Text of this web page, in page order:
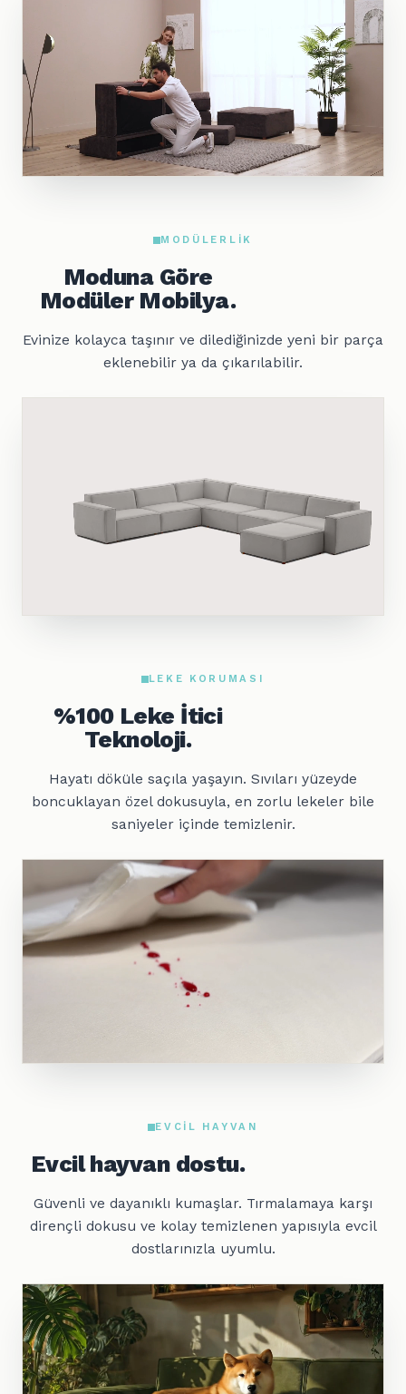
MODÜLERLIK
Moduna Göre
Modüler Mobilya.
Evinize kolayca taşınır ve dilediğinizde yeni bir parça
eklenebilir ya da çıkarılabilir.
LEKE KORUMASI
%100 Leke İtici
Teknoloji.
Hayatı döküle saçıla yaşayın. Sıvıları yüzeyde
boncuklayan özel dokusuyla, en zorlu lekeler bile
saniyeler içinde temizlenir.
EVCIL HAYVAN
Evcil hayvan dostu.
Güvenli ve dayanıklı kumaşlar. Tırmalamaya karşı
dirençli dokusu ve kolay temizlenen yapısıyla evcil
dostlarınızla uyumlu.